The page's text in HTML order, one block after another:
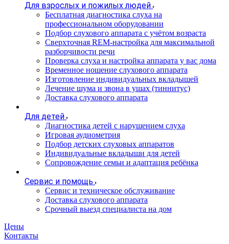
Для взрослых и пожилых людей
Бесплатная диагностика слуха на
профессиональном оборудовании
Подбор слухового аппарата с учётом возраста
Сверхточная REM-настройка для максимальной
разборчивости речи
Проверка слуха и настройка аппарата у вас дома
Временное ношение слухового аппарата
Изготовление индивидуальных вкладышей
Лечение шума и звона в ушах (тиннитус)
Доставка слухового аппарата
Для детей
Диагностика детей с нарушением слуха
Игровая аудиометрия
Подбор детских слуховых аппаратов
Индивидуальные вкладыши для детей
Сопровождение семьи и адаптация ребёнка
Сервис и помощь
Сервис и техническое обслуживание
Доставка слухового аппарата
Срочный выезд специалиста на дом
Цены
Контакты